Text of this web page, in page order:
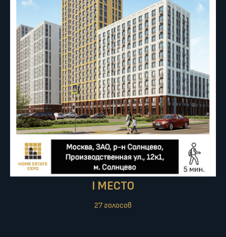
I МЕСТО
27 голосов